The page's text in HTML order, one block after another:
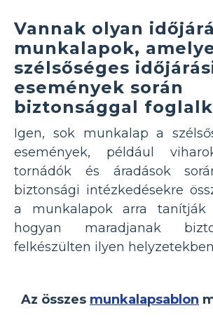
Vannak olyan
munkalapok,
szélsőséges
események során
biztonsággal
Igen, sok munkalap a
események, például
tornádók és áradások
biztonsági intézkedésekre
a munkalapok arra tanítják
hogyan maradjanak
felkészülten ilyen
Az összes munkalapsablon